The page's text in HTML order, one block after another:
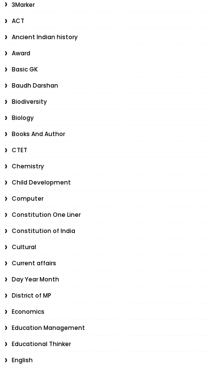
3Marker
ACT
Ancient Indian history
Award
Basic GK
Baudh Darshan
Biodiversity
Biology
Books And Author
CTET
Chemistry
Child Development
Computer
Constitution One Liner
Constitution of India
Cultural
Current affairs
Day Year Month
District of MP
Economics
Education Management
Educational Thinker
English